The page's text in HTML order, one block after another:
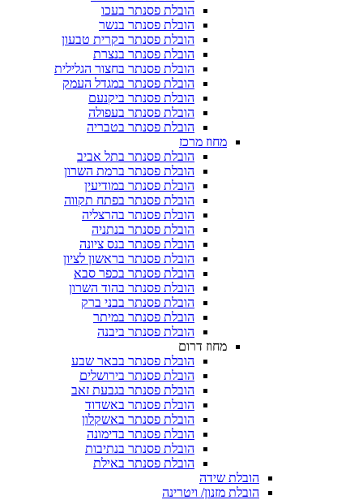
הובלת פסנתר בעכו
הובלת פסנתר בנשר
הובלת פסנתר בקרית טבעון
הובלת פסנתר בנצרת
הובלת פסנתר בחצור הגלילית
הובלת פסנתר במגדל העמק
הובלת פסנתר ביקנעם
הובלת פסנתר בעפולה
הובלת פסנתר בטבריה
מחוז מרכז
הובלת פסנתר בתל אביב
הובלת פסנתר ברמת השרון
הובלת פסנתר במודיעין
הובלת פסנתר בפתח תקווה
הובלת פסנתר בהרצליה
הובלת פסנתר בנתניה
הובלת פסנתר בנס ציונה
הובלת פסנתר בראשון לציון
הובלת פסנתר בכפר סבא
הובלת פסנתר בהוד השרון
הובלת פסנתר בבני ברק
הובלת פסנתר במיתר
הובלת פסנתר ביבנה
מחוז דרום
הובלת פסנתר בבאר שבע
הובלת פסנתר בירושלים
הובלת פסנתר בגבעת זאב
הובלת פסנתר באשדוד
הובלת פסנתר באשקלון
הובלת פסנתר בדימונה
הובלת פסנתר בנתיבות
הובלת פסנתר באילת
הובלת שידה
הובלת מזנון/ ויטרינה